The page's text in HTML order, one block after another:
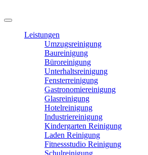
Leistungen
Umzugsreinigung
Baureinigung
Büroreinigung
Unterhaltsreinigung
Fensterreinigung
Gastronomiereinigung
Glasreinigung
Hotelreinigung
Industriereinigung
Kindergarten Reinigung
Laden Reinigung
Fitnessstudio Reinigung
Schulreinigung